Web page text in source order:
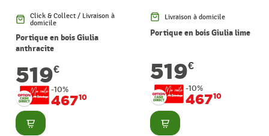
Click & Collect / Livraison à
domicile
Portique en bois Giulia
anthracite
519€
-10%
46710
Consulter
Livraison à domicile
Portique en bois Giulia lime
519€
-10%
46710
Consulter